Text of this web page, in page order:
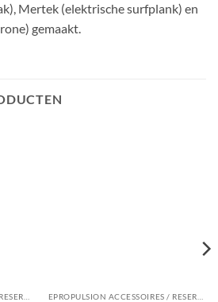
Mertek (elektrische surfplank) en
gemaakt.